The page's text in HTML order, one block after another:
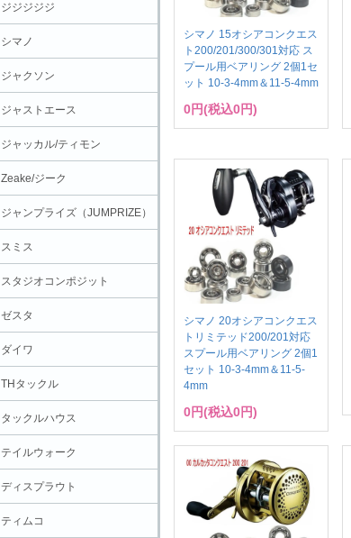
シマノ 15オシアコンクエス
ト200/201/300/301対応 ス
プール用ベアリング 2個1セ
ット 10-3-4mm＆11-5-4mm
0円(税込0円)
シマノ 20オシアコンクエス
トリミテッド200/201対応
スプール用ベアリング 2個1
セット 10-3-4mm＆11-5-
4mm
0円(税込0円)
ジジジジジ
シマノ
ジャクソン
ジャストエース
ジャッカル/ティモン
Zeake/ジーク
ジャンプライズ（JUMPRIZE）
スミス
スタジオコンポジット
ゼスタ
ダイワ
THタックル
タックルハウス
テイルウォーク
ディスプラウト
ティムコ